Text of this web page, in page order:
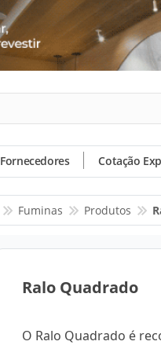
Fornecedores Cotação
Fuminas Produtos
Ralo Quadrado
O Ralo Quadrado é